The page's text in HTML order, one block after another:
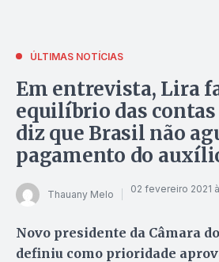
ÚLTIMAS NOTÍCIAS
Em entrevista, Lira
equilíbrio das
diz que Brasil não
pagamento do
Thauany Melo 02 fevereiro 2021
Novo presidente da Câmara
definiu como prioridade